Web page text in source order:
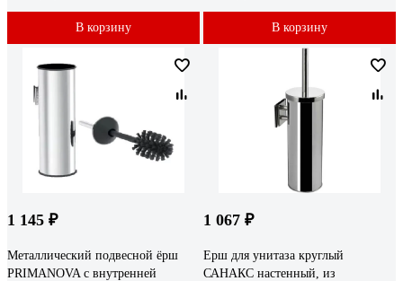
В корзину В корзину
1 145 ₽
Металлический подвесной ёрш
PRIMANOVA с внутренней
1 067 ₽
Ерш для унитаза круглый
САНАКС настенный, из